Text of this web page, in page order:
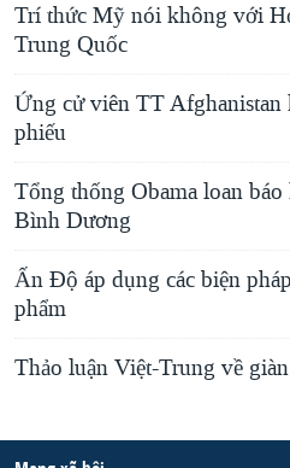
Trí thức Mỹ nói không với
Trung Quốc
Ứng cử viên TT
phiếu
Tổng thống Obama loan
Bình Dương
Ấn Ðộ áp dụng các biện
phẩm
Thảo luận Việt-Trung về